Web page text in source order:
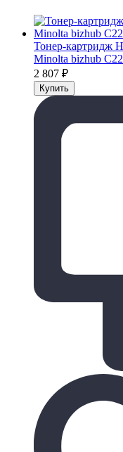
Тонер-картридж
Minolta bizhub
2 807 ₽